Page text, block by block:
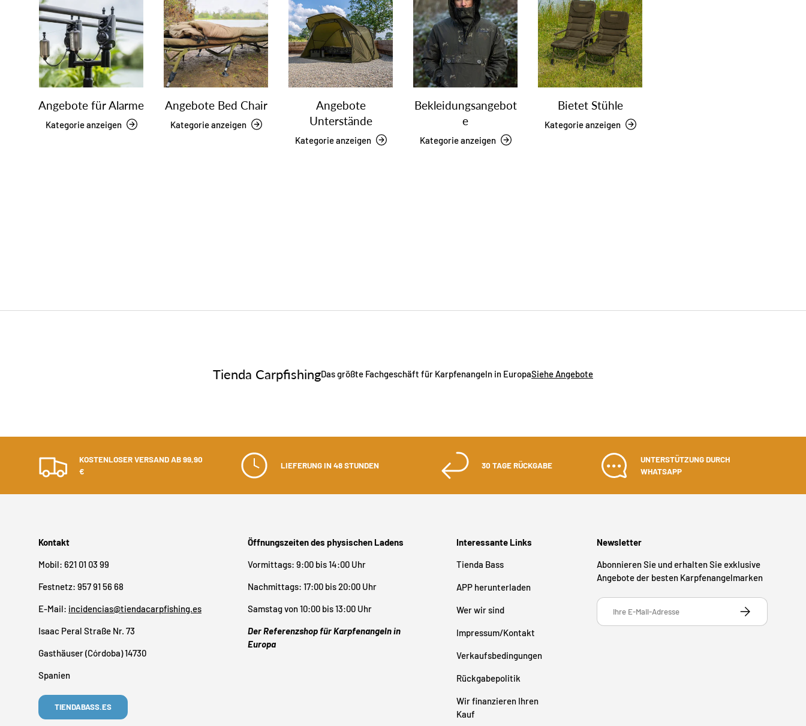
Angebote für Alarme
Kategorie anzeigen
Angebote Bed Chair
Kategorie anzeigen
Angebote
Unterstände
Kategorie anzeigen
Bekleidungsangebot
e
Kategorie anzeigen
Bietet Stühle
Kategorie anzeigen
Tienda CarpfishingDas größte Fachgeschäft für Karpfenangeln in EuropaSiehe Angebote
KOSTENLOSER VERSAND AB 99,90
€
LIEFERUNG IN 48 STUNDEN 30 TAGE RÜCKGABE
UNTERSTÜTZUNG DURCH
WHATSAPP
Kontakt
Mobil: 621 01 03 99
Festnetz: 957 91 56 68
E-Mail: incidencias@tiendacarpfishing.es
Isaac Peral Straße Nr. 73
Gasthäuser (Córdoba) 14730
Spanien
TIENDABASS.ES
Öffnungszeiten des physischen Ladens
Vormittags: 9:00 bis 14:00 Uhr
Nachmittags: 17:00 bis 20:00 Uhr
Samstag von 10:00 bis 13:00 Uhr
Der Referenzshop für Karpfenangeln in
Europa
Interessante Links
Tienda Bass
APP herunterladen
Wer wir sind
Impressum/Kontakt
Verkaufsbedingungen
Rückgabepolitik
Wir finanzieren Ihren
Kauf
Newsletter
Abonnieren Sie und erhalten Sie exklusive
Angebote der besten Karpfenangelmarken
E-Mail
ABONNIEREN